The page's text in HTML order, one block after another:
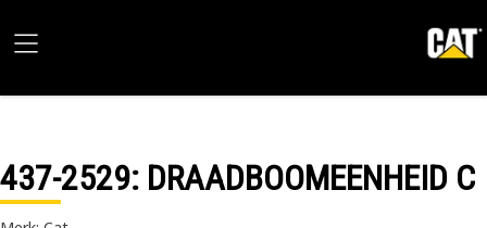
437-2529: DRAADBOOMEENHEID C